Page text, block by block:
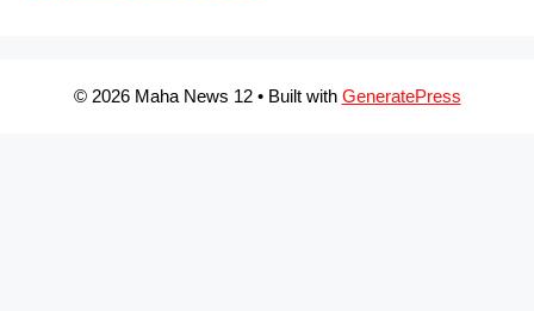
© 2026 Maha News 12• Built with GeneratePress